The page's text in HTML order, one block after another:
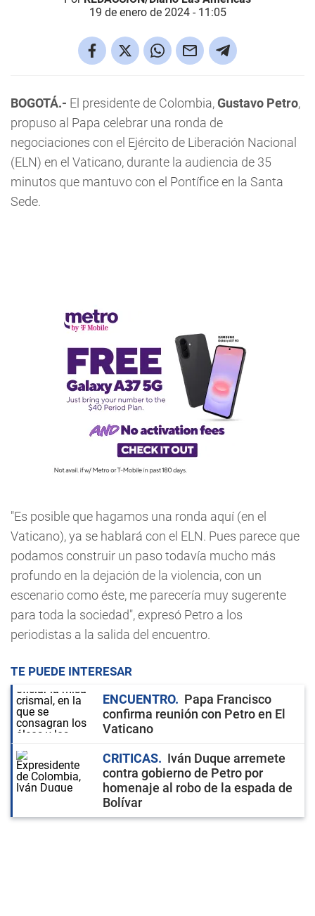
19 de enero de 2024 - 11:05
BOGOTÁ.- El presidente de Colombia,Gustavo Petro,
propuso al Papa celebrar una ronda de
negociaciones con el Ejército de Liberación Nacional
(ELN) en el Vaticano, durante la audiencia de 35
minutos que mantuvo con el Pontífice en la Santa
Sede.
"Es posible que hagamos una ronda aquí (en el
Vaticano), ya se hablará con el ELN. Pues parece que
podamos construir un paso todavía mucho más
profundo en la dejación de la violencia, con un
escenario como éste, me parecería muy sugerente
para toda la sociedad", expresó Petro a los
periodistas a la salida del encuentro.
TE PUEDE INTERESAR
ENCUENTRO
Papa Francisco
confirma reunión con Petro en El
Vaticano
CRITICAS
Iván Duque arremete
contra gobierno de Petro por
homenaje al robo de la espada de
Bolívar